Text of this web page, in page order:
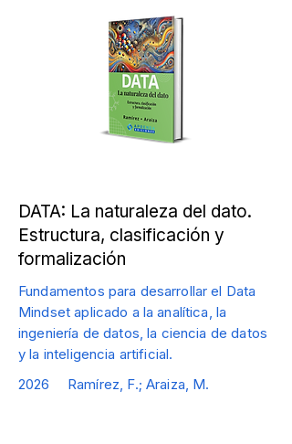
DATA: La naturaleza del dato.
Estructura, clasificación y
formalización
Fundamentos para desarrollar el Data
Mindset aplicado a la analítica, la
ingeniería de datos, la ciencia de datos
y la inteligencia artificial.
2026
Ramírez, F.; Araiza, M.